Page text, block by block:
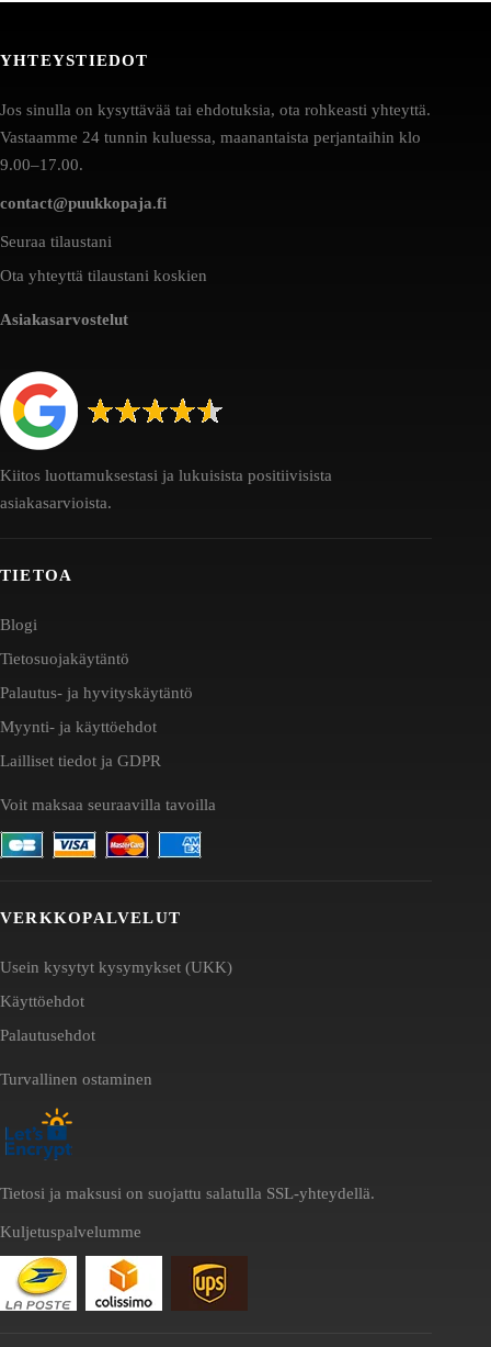
YHTEYSTIEDOT
Jos sinulla on kysyttävää tai ehdotuksia, ota rohkeasti yhteyttä.
Vastaamme 24 tunnin kuluessa, maanantaista perjantaihin klo
9.00–17.00.
contact@puukkopaja.fi
Seuraa tilaustani
Ota yhteyttä tilaustani koskien
Asiakasarvostelut
Kiitos luottamuksestasi ja lukuisista positiivisista
asiakasarvioista.
TIETOA
Blogi
Tietosuojakäytäntö
Palautus- ja hyvityskäytäntö
Myynti- ja käyttöehdot
Lailliset tiedot ja GDPR
Voit maksaa seuraavilla tavoilla
VERKKOPALVELUT
Usein kysytyt kysymykset (UKK)
Käyttöehdot
Palautusehdot
Turvallinen ostaminen
Tietosi ja maksusi on suojattu salatulla SSL-yhteydellä.
Kuljetuspalvelumme